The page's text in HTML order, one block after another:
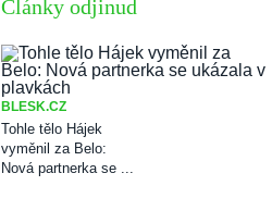
Články odjinud
BLESK.CZ
Tohle tělo Hájek
vyměnil za Belo:
Nová partnerka se ...